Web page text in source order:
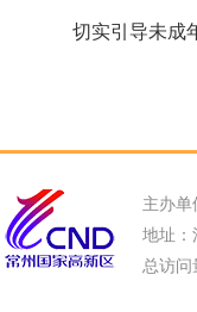
切实引导未成
主办单
地址：
总访问